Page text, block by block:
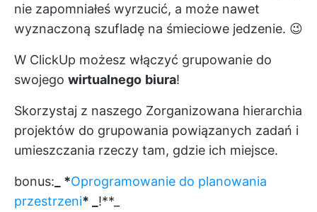
nie zapomniałeś wyrzucić, a może nawet
wyznaczoną szufladę na śmieciowe jedzenie. 😉
W ClickUp możesz włączyć grupowanie do
swojego wirtualnego biura!
Skorzystaj z naszego Zorganizowana hierarchia
projektów do grupowania powiązanych zadań i
umieszczania rzeczy tam, gdzie ich miejsce.
bonus: _ *Oprogramowanie do planowania
przestrzeni* _ !**_